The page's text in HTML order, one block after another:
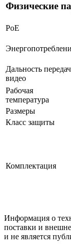
Физические
PoE
Дальность
видео
Рабочая
температура
Размеры
Класс защиты
Комплектация
Информация о
поставки и
и не является